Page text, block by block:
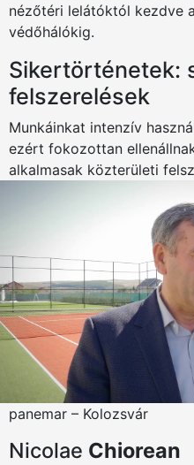
nézőtéri lelátóktól kezdve
védőhálókig.
Sikertörténetek:
felszerelések
Munkáinkat intenzív
ezért fokozottan
alkalmasak közterületi
panemar – Kolozsvár
Nicolae Chiorean